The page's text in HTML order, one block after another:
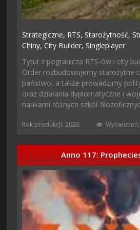
Strategiczne, RTS,Starożytność,
Chiny,City Builder,Singleplayer
Tytuł z pogranicza RTS-ów i city
Order rozbudowujemy starożytne
państwo, a także prowadzimy
oraz działania dyplomatyczne i
naukami różnych szkół
Rok produkcji: 2026
Anno 117: